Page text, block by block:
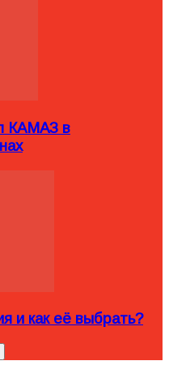
КАМАЗ в
и как её выбрать?